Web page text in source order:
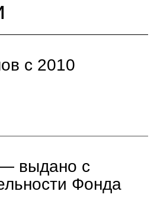
с 2010
выдано с
Фонда